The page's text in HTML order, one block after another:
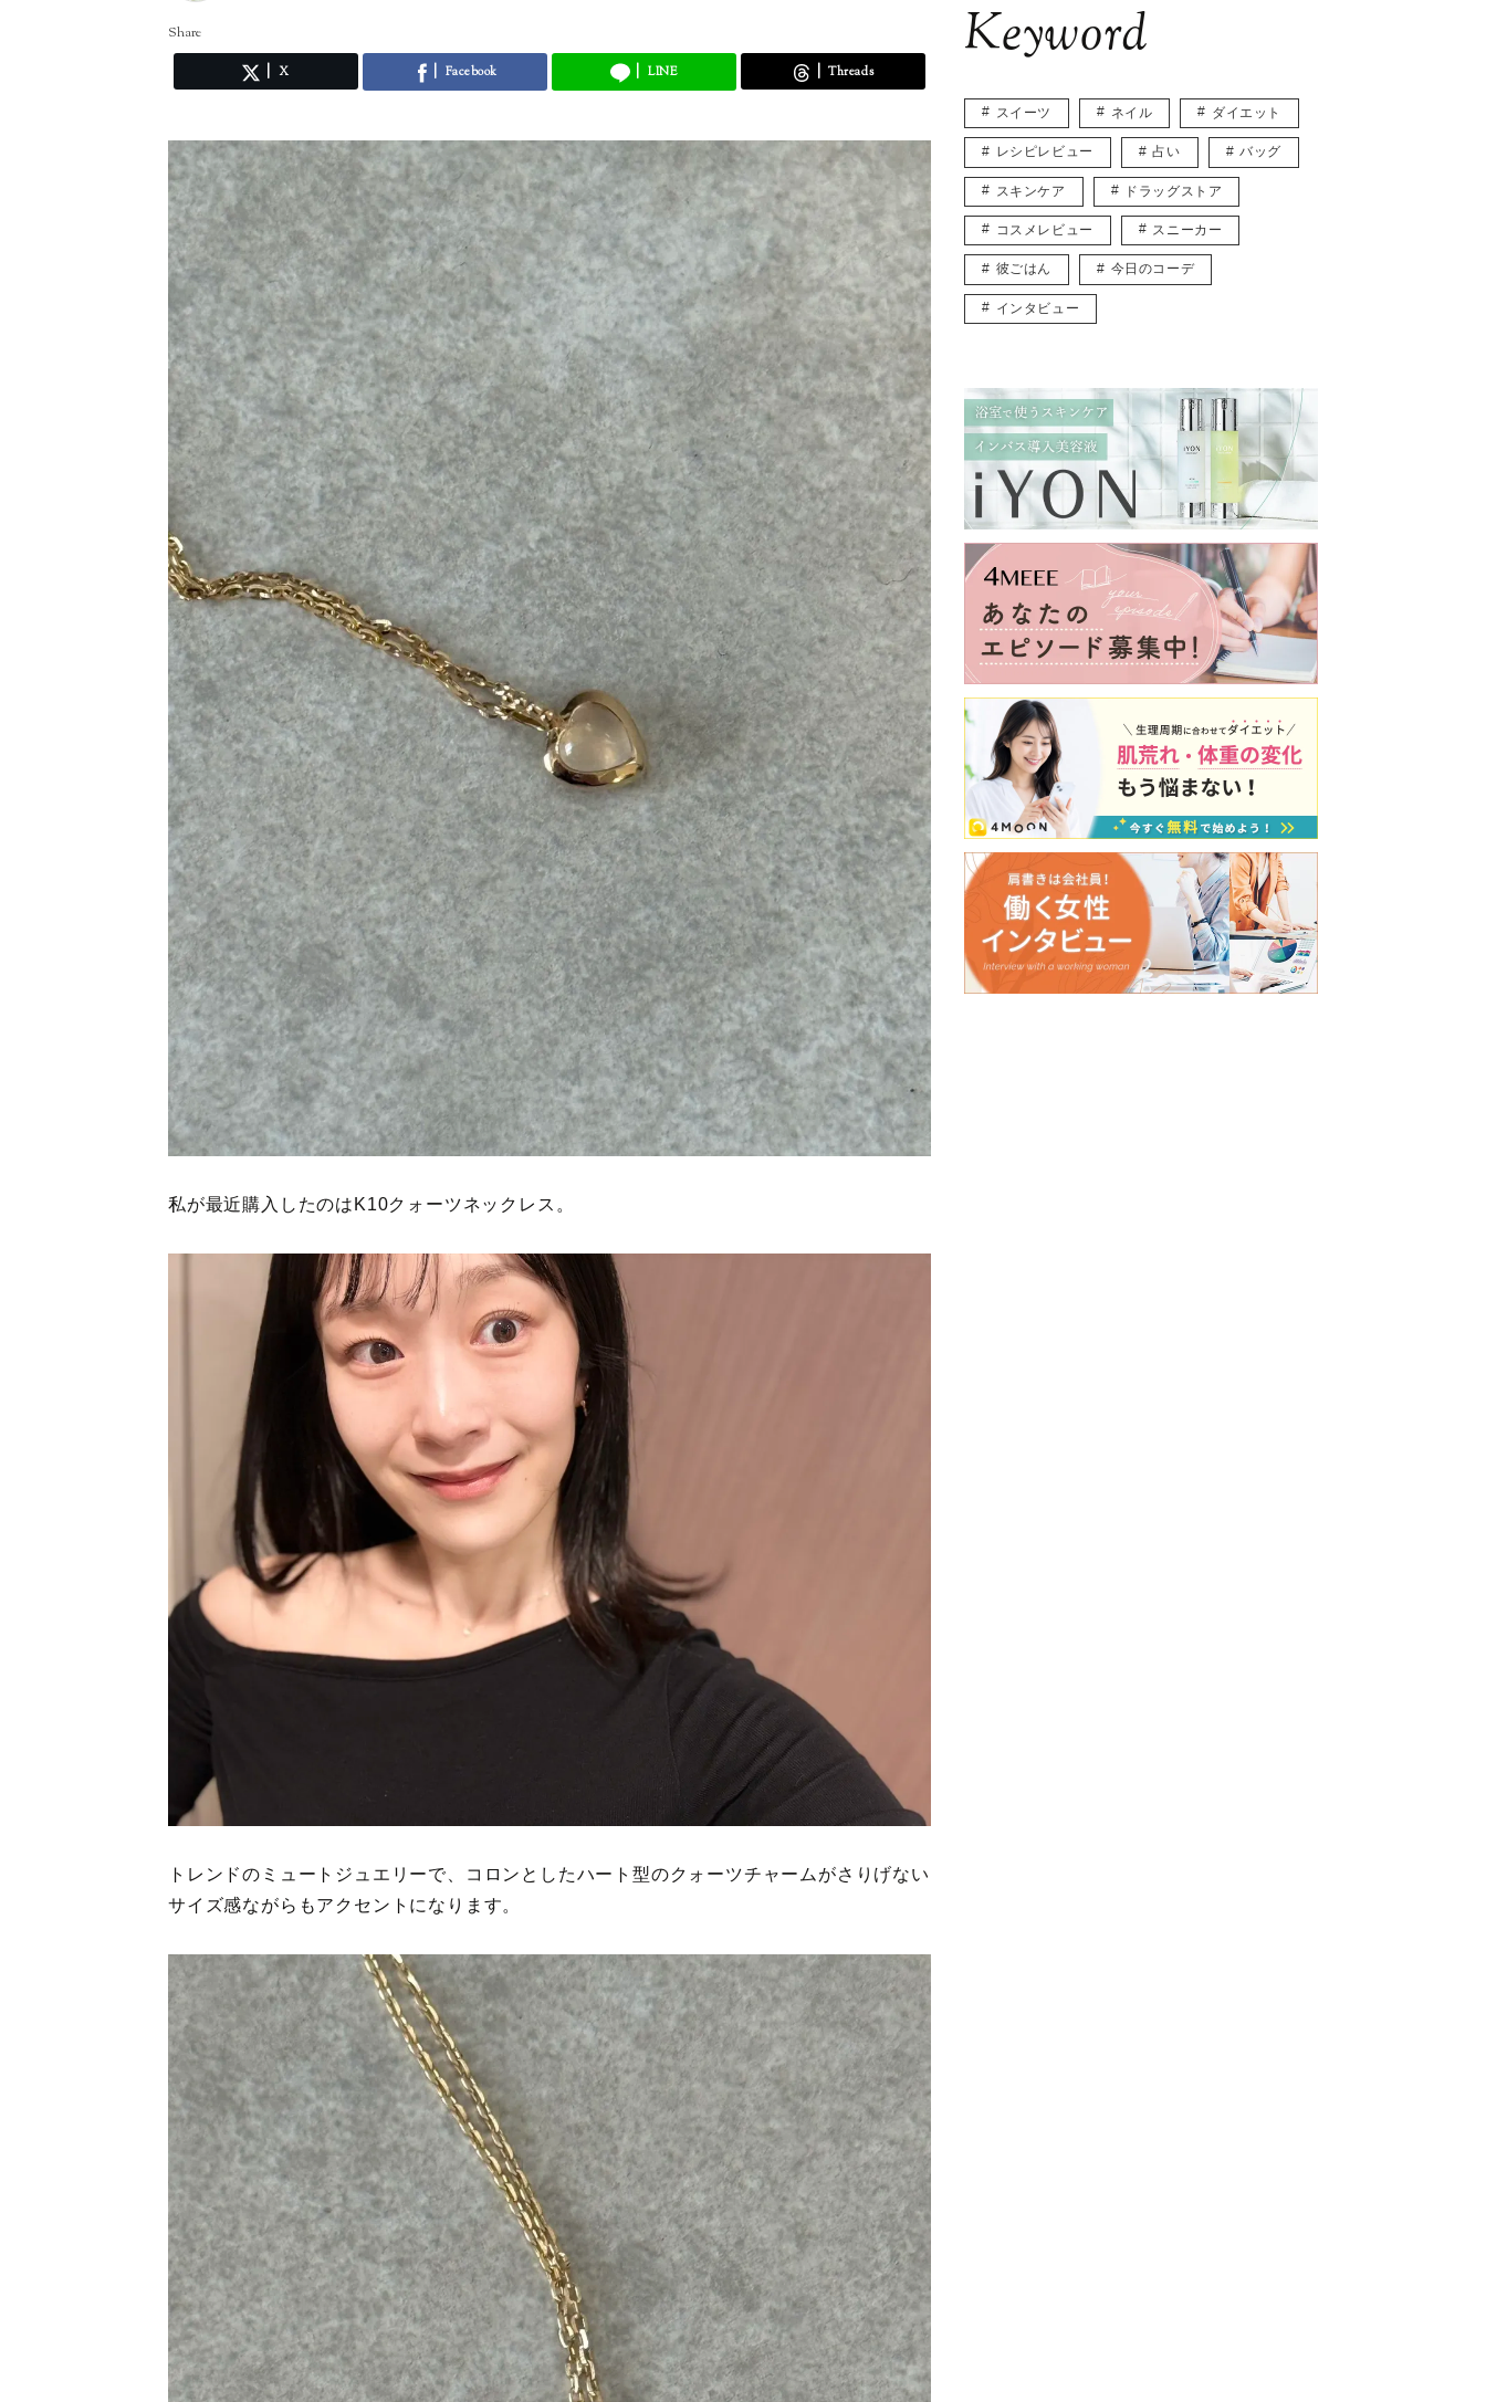
Share
X Facebook LINE Threads
私が最近購入したのはK10クォーツネックレス。
トレンドのミュートジュエリーで、コロンとしたハート型のクォーツチャームがさりげない
サイズ感ながらもアクセントになります。
Keyword
スイーツ ネイル ダイエット
レシピレビュー 占い バッグ
スキンケア ドラッグストア
コスメレビュー スニーカー
彼ごはん 今日のコーデ
インタビュー